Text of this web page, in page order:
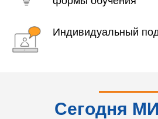
Индивидуальный
Сегодня